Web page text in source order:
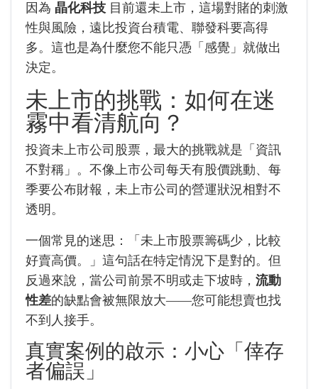
因為 晶化科技 目前還未上市，這場對賭的刺激
性與風險，遠比投資台積電、聯發科要高得
多。這也是為什麼您不能只憑「感覺」就做出
決定。
未上市的挑戰：如何在迷
霧中看清航向？
投資未上市公司股票，最大的挑戰就是「資訊
不對稱」。不像上市公司每天有股價跳動、每
季要公布財報，未上市公司的營運狀況相對不
透明。
一個常見的迷思：「未上市股票籌碼少，比較
好賣高價。」這句話在特定情況下是對的。但
反過來說，當公司前景不明或走下坡時， 流動
性差的缺點會被無限放大——您可能想賣也找
不到人接手。
真實案例的啟示：小心「倖存
者偏誤」